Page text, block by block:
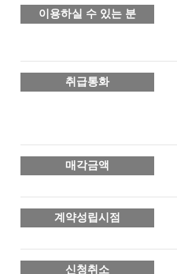
이용하실 수 있는 분
취급통화
매각금액
계약성립시점
신청취소